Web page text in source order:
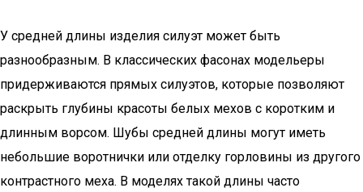
У средней длины изделия силуэт может быть
разнообразным. В классических фасонах модельеры
придерживаются прямых силуэтов, которые позволяют
раскрыть глубины красоты белых мехов с коротким и
длинным ворсом. Шубы средней длины могут иметь
небольшие воротнички или отделку горловины из другого
контрастного меха. В моделях такой длины часто